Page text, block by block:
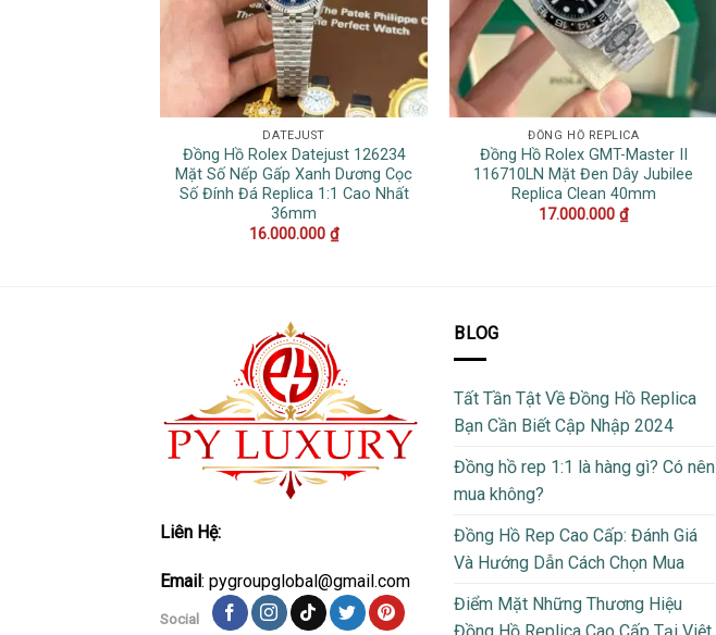
DATEJUST
Đồng Hồ Rolex Datejust 126234
Mặt Số Nếp Gấp Xanh Dương Cọc
Số Đính Đá Replica 1:1 Cao Nhất
36mm
16.000.000₫
ĐỒNG HỒ REPLICA
Đồng Hồ Rolex GMT-Master II
116710LN Mặt Đen Dây Jubilee
Replica Clean 40mm
17.000.000₫
Liên Hệ:
Email : pygroupglobal@gmail.com
Social
BLOG
Tất Tần Tật Về Đồng Hồ Replica
Bạn Cần Biết Cập Nhập 2024
Đồng hồ rep 1:1 là hàng gì? Có nên
mua không?
Đồng Hồ Rep Cao Cấp: Đánh Giá
Và Hướng Dẫn Cách Chọn Mua
Điểm Mặt Những Thương Hiệu